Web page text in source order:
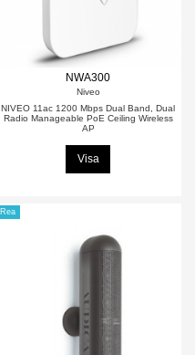
NWA300
Niveo
NIVEO 11ac 1200 Mbps Dual Band, Dual
Radio Manageable PoE Ceiling Wireless
AP
Visa
Rea